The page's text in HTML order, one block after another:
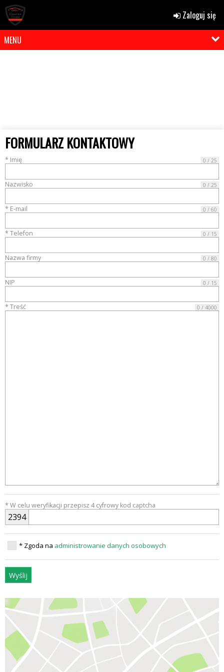
Zaloguj się
MENU
FORMULARZ KONTAKTOWY
* Imię 0 / 25
Nazwisko 0 / 25
* E-mail 0 / 60
* Telefon 0 / 15
Nazwa firmy 0 / 80
NIP 0 / 15
* Treść 0 / 4000
* W celu weryfikacji przepisz 4 cyfrowy kod captcha
2394
* Zgoda na administrowanie danych osobowych
Wyślij